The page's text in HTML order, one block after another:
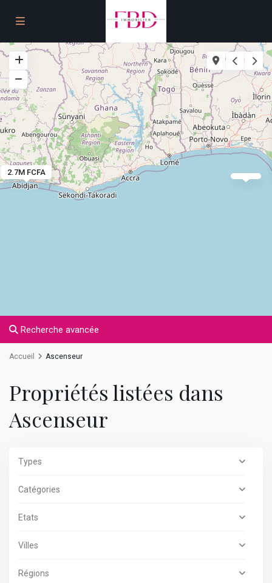
2.7M FCFA
Recherche avancée
Accueil Ascenseur
Propriétés listées dans
Ascenseur
Types
Catégories
Etats
Villes
Régions